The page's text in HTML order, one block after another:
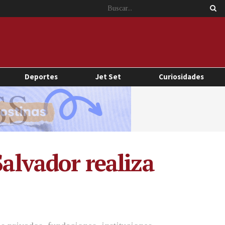
Deportes Jet Set Curiosidades
realiza